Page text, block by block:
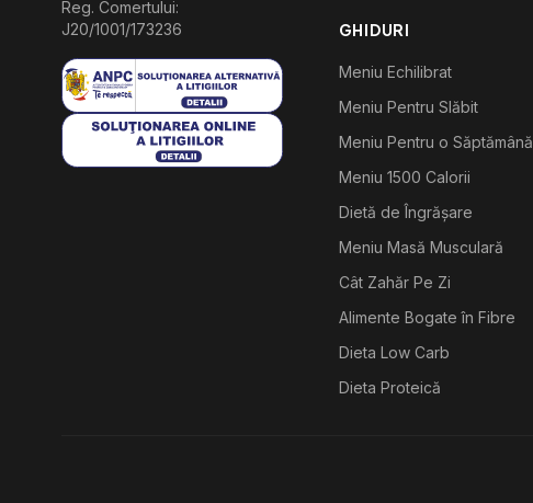
Reg. Comertului:
J20/1001/173236
GHIDURI
Meniu Echilibrat
Meniu Pentru Slăbit
Meniu Pentru o Săptămână
Meniu 1500 Calorii
Dietă de Îngrășare
Meniu Masă Musculară
Cât Zahăr Pe Zi
Alimente Bogate în Fibre
Dieta Low Carb
Dieta Proteică